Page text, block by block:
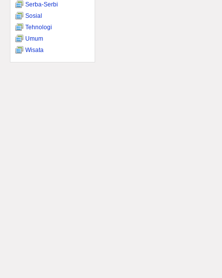
Serba-Serbi
Sosial
Tehnologi
Umum
Wisata